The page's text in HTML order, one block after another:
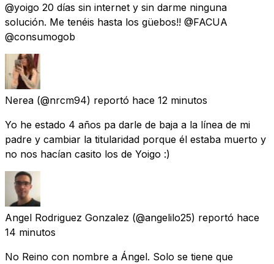
@yoigo 20 días sin internet y sin darme ninguna
solución. Me tenéis hasta los güebos!! @FACUA
@consumogob
Nerea (@nrcm94) reportó hace 12 minutos
Yo he estado 4 años pa darle de baja a la línea de mi
padre y cambiar la titularidad porque él estaba muerto y
no nos hacían casito los de Yoigo :)
Angel Rodriguez Gonzalez (@angelilo25) reportó hace
14 minutos
No Reino con nombre a Ángel. Solo se tiene que